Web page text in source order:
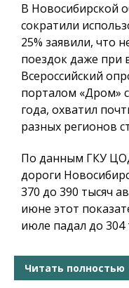
В Новосибирской
сократили
25% заявили, что
поездок даже при
Всероссийский
порталом «Дром»
года, охватил
разных регионов
По данным ГКУ
дороги
370 до 390 тысяч
июне этот
июле падал до 304
Читать полностью